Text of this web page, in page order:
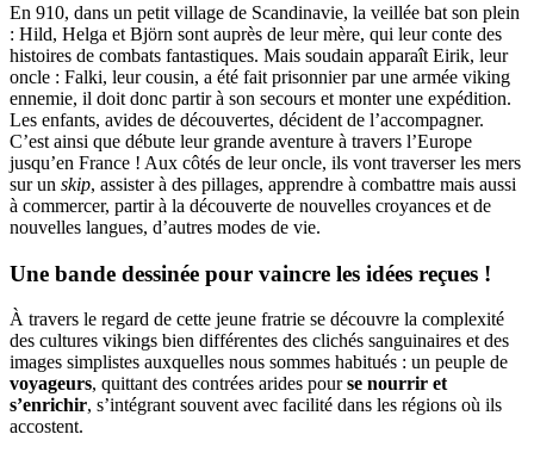
En 910, dans un petit village de Scandinavie, la veillée bat son plein
: Hild, Helga et Björn sont auprès de leur mère, qui leur conte des
histoires de combats fantastiques. Mais soudain apparaît Eirik, leur
oncle : Falki, leur cousin, a été fait prisonnier par une armée viking
ennemie, il doit donc partir à son secours et monter une expédition.
Les enfants, avides de découvertes, décident de l’accompagner.
C’est ainsi que débute leur grande aventure à travers l’Europe
jusqu’en France ! Aux côtés de leur oncle, ils vont traverser les mers
sur un skip, assister à des pillages, apprendre à combattre mais aussi
à commercer, partir à la découverte de nouvelles croyances et de
nouvelles langues, d’autres modes de vie.
Une bande dessinée pour vaincre les idées reçues !
À travers le regard de cette jeune fratrie se découvre la complexité
des cultures vikings bien différentes des clichés sanguinaires et des
images simplistes auxquelles nous sommes habitués : un peuple de
voyageurs, quittant des contrées arides pourse nourrir et
s’enrichir, s’intégrant souvent avec facilité dans les régions où ils
accostent.